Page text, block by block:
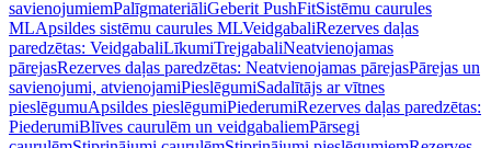
savienojumiemPalīgmateriāliGeberit PushFitSistēmu caurules
MLApsildes sistēmu caurules MLVeidgabaliRezerves daļas
paredzētas: VeidgabaliLīkumiTrejgabaliNeatvienojamas
pārejasRezerves daļas paredzētas: Neatvienojamas pārejasPārejas un
savienojumi, atvienojamiPieslēgumiSadalītājs ar vītnes
pieslēgumuApsildes pieslēgumiPiederumiRezerves daļas paredzētas:
PiederumiBlīves caurulēm un veidgabaliemPārsegi